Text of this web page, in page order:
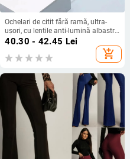
Ochelari de citit fără ramă, ultra-
ușori, cu lentile anti-lumină albastră
și anti-radiație – lentile HD din
policarbonat, ramă metalică și PC
40.30 - 42.45 Lei
add_shopping_cart